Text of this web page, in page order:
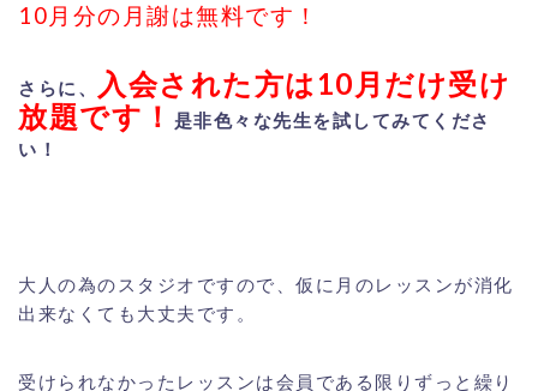
10月分の月謝は無料です！
さらに、
入会された方は10月だけ受け
放題です！
是非色々な先生を試してみてくださ
い！
大人の為のスタジオですので、仮に月のレッスンが消化
出来なくても大丈夫です。
受けられなかったレッスンは会員である限りずっと繰り